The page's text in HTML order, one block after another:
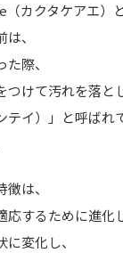
カクタケアエ）
、
際、
けて汚れを落と
テイ）」と呼ば
は、
するために進化
変化し、